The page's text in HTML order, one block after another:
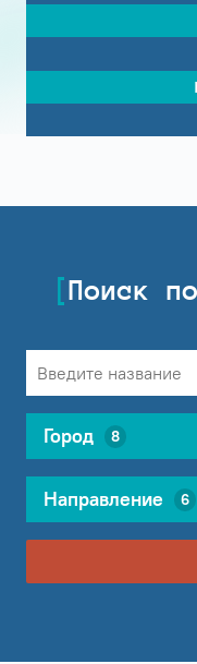
Поиск
Город 8
Направление 6